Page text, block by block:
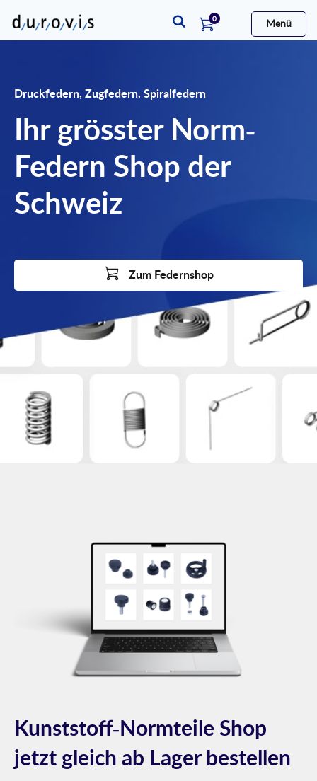
0Artikel
Menü
Druckfedern, Zugfedern, Spiralfedern
Ihr grösster Norm-
Federn Shop der
Schweiz
Zum Federnshop
Kunststoff-Normteile Shop
jetzt gleich ab Lager bestellen